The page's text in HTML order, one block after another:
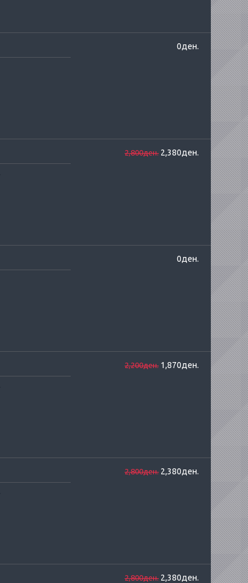
0ден.
2,800ден. 2,380ден.
0ден.
2,200ден. 1,870ден.
2,800ден. 2,380ден.
2,800ден. 2,380ден.